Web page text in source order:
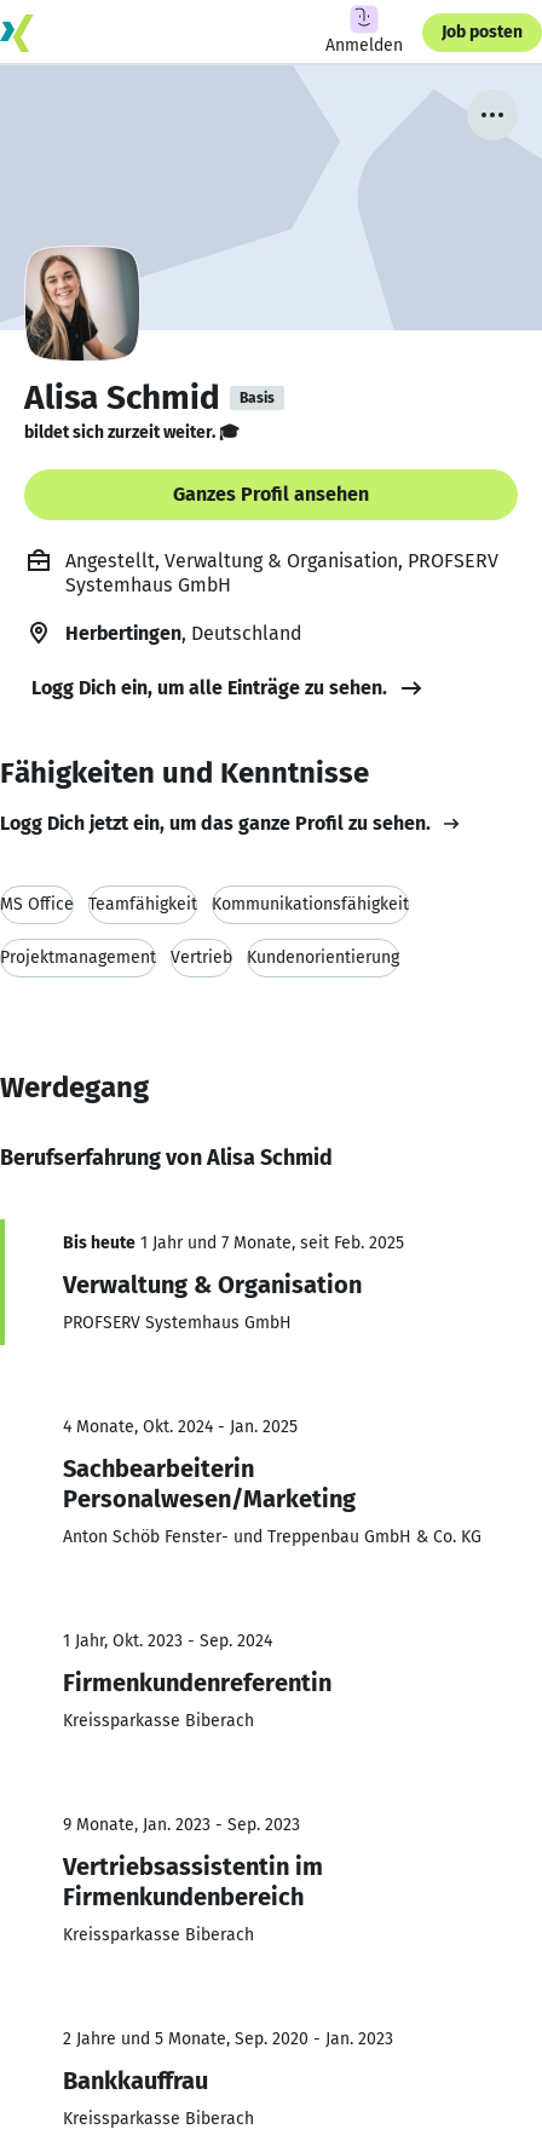
Anmelden
Job posten
Alisa Schmid Basis
bildet sich zurzeit weiter. 🎓
Ganzes Profil ansehen
Angestellt, Verwaltung & Organisation, PROFSERV
Systemhaus GmbH
Herbertingen, Deutschland
Logg Dich ein, um alle Einträge zu sehen.
Fähigkeiten und Kenntnisse
Logg Dich jetzt ein, um das ganze Profil zu sehen.
MS Office Teamfähigkeit Kommunikationsfähigkeit
Projektmanagement Vertrieb Kundenorientierung
Werdegang
Berufserfahrung von Alisa Schmid
Bis heute 1 Jahr und 7 Monate, seit Feb. 2025
Verwaltung & Organisation
PROFSERV Systemhaus GmbH
4 Monate, Okt. 2024 - Jan. 2025
Sachbearbeiterin
Personalwesen/Marketing
Anton Schöb Fenster- und Treppenbau GmbH & Co. KG
1 Jahr, Okt. 2023 - Sep. 2024
Firmenkundenreferentin
Kreissparkasse Biberach
9 Monate, Jan. 2023 - Sep. 2023
Vertriebsassistentin im
Firmenkundenbereich
Kreissparkasse Biberach
2 Jahre und 5 Monate, Sep. 2020 - Jan. 2023
Bankkauffrau
Kreissparkasse Biberach